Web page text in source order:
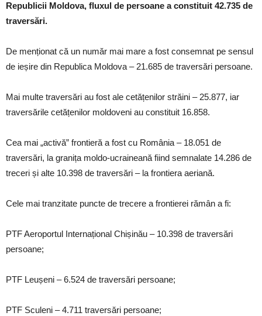
Republicii Moldova, fluxul de persoane a constituit 42.735 de
traversări.
De menționat că un număr mai mare a fost consemnat pe sensul
de ieșire din Republica Moldova – 21.685 de traversări persoane.
Mai multe traversări au fost ale cetățenilor străini – 25.877, iar
traversările cetățenilor moldoveni au constituit 16.858.
Cea mai „activă” frontieră a fost cu România – 18.051 de
traversări, la granița moldo-ucraineană fiind semnalate 14.286 de
treceri și alte 10.398 de traversări – la frontiera aeriană.
Cele mai tranzitate puncte de trecere a frontierei rămân a fi:
PTF Aeroportul Internațional Chișinău – 10.398 de traversări
persoane;
PTF Leușeni – 6.524 de traversări persoane;
PTF Sculeni – 4.711 traversări persoane;